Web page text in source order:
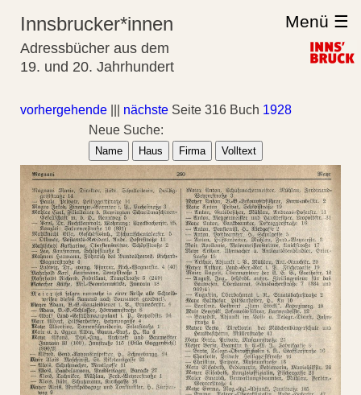
Innsbrucker*innen
Adressbücher aus dem
19. und 20. Jahrhundert
Menü ☰
vorhergehende nächste Seite 316 Buch 1928
Neue Suche:
Name Haus Firma Volltext